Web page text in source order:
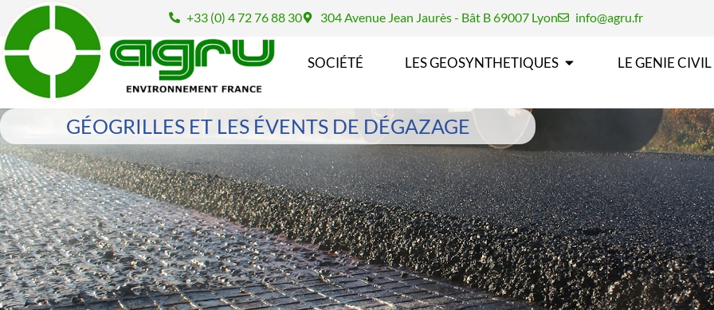
+33 (0) 4 72 76 88 30 304 Avenue Jean Jaurès - Bât B 69007 Lyon info@agru.fr
SOCIÉTÉ LES GEOSYNTHETIQUES LE GENIE CIVIL
GÉOGRILLES ET LES ÉVENTS DE DÉGAZAGE